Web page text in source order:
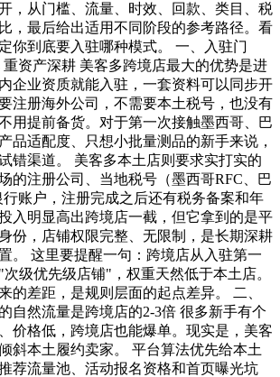
，从门槛、流量、时效、回款、类目、税
，最后给出适用不同阶段的参考路径。看
你到底要入驻哪种模式。 一、入驻门
重资产深耕 美客多跨境店最大的优势是进
企业资质就能入驻，一套资料可以同步开
注册海外公司，不需要本土税号，也没有
用提前备货。对于第一次接触墨西哥、巴
品适配度、只想小批量测品的新手来说，
错渠道。 美客多本土店则要求实打实的
的注册公司、当地税号（墨西哥RFC、巴
行账户，注册完成之后还有税务备案和年
入明显高出跨境店一截，但它拿到的是平
份，店铺权限完整、无限制，是长期深耕
。 这里要提醒一句：跨境店从入驻第一
级优先级店铺"，权重天然低于本土店。
的差距，是规则层面的起点差异。 二、
自然流量是跨境店的2-3倍 很多新手有个
价格低，跨境店也能爆单。现实是，美客
斜本土履约卖家。 平台算法优先给本土
荐流量池、活动报名资格和首页曝光坑